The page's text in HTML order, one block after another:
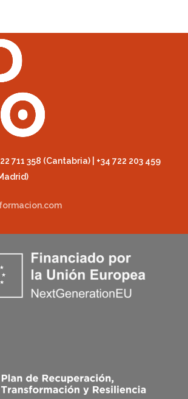
711 358 (Cantabria) | +34 722 203 459